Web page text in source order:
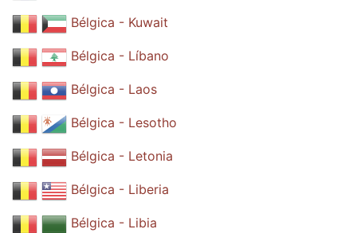
Bélgica - Kuwait
Bélgica - Líbano
Bélgica - Laos
Bélgica - Lesotho
Bélgica - Letonia
Bélgica - Liberia
Bélgica - Libia